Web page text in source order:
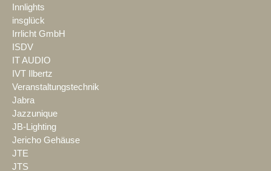
Innlights
insglück
Irrlicht GmbH
ISDV
IT AUDIO
IVT Ilbertz
Veranstaltungstechnik
Jabra
Jazzunique
JB-Lighting
Jericho Gehäuse
JTE
JTS